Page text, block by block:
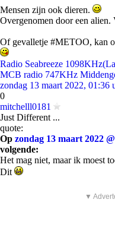
Mensen zijn ook dieren.
Overgenomen door een alien.
Of gevalletje #METOO, kan
Radio Seabreeze
MCB radio 747KHz
zondag 13 maart 2022, 01:36
0
mitchelll0181
Just Different ...
quote:
Op zondag 13 maart 2022
volgende:
Het mag niet, maar ik moest
Dit
▼